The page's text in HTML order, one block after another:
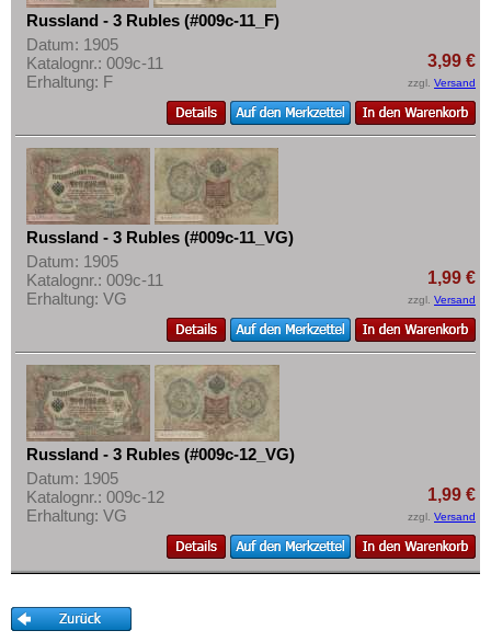
Russland - 3 Rubles (#009c-11_F)
Datum: 1905
Katalognr.: 009c-11
Erhaltung: F
3,99 €
zzgl. Versand
Russland - 3 Rubles (#009c-11_VG)
Datum: 1905
Katalognr.: 009c-11
Erhaltung: VG
1,99 €
zzgl. Versand
Russland - 3 Rubles (#009c-12_VG)
Datum: 1905
Katalognr.: 009c-12
Erhaltung: VG
1,99 €
zzgl. Versand